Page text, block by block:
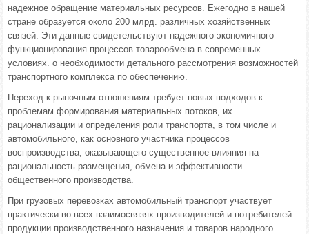
надежное обращение материальных ресурсов. Ежегодно в нашей
стране образуется около 200 млрд. различных хозяйственных
связей. Эти данные свидетельствуют надежного экономичного
функционирования процессов товарообмена в современных
условиях. о необходимости детального рассмотрения возможностей
транспортного комплекса по обеспечению.
Переход к рыночным отношениям требует новых подходов к
проблемам формирования материальных потоков, их
рационализации и определения роли транспорта, в том числе и
автомобильного, как основного участника процессов
воспроизводства, оказывающего существенное влияния на
рациональность размещения, обмена и эффективности
общественного производства.
При грузовых перевозках автомобильный транспорт участвует
практически во всех взаимосвязях производителей и потребителей
продукции производственного назначения и товаров народного